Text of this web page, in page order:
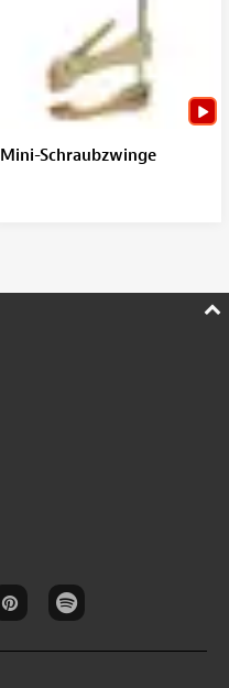
Mini-Schraubzwinge